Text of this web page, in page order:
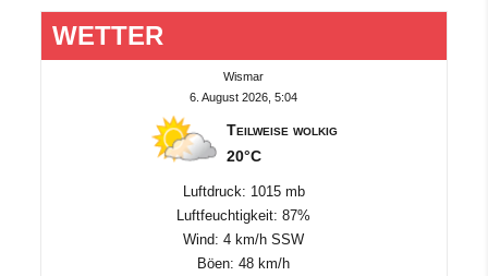
WETTER
Wismar
6. August 2026, 5:04
Teilweise wolkig
20°C
Luftdruck: 1015 mb
Luftfeuchtigkeit: 87%
Wind: 4 km/h SSW
Böen: 48 km/h